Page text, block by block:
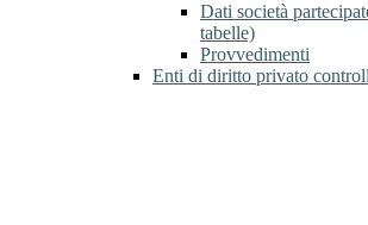
Dati società
tabelle)
Provvedimenti
Enti di diritto privato